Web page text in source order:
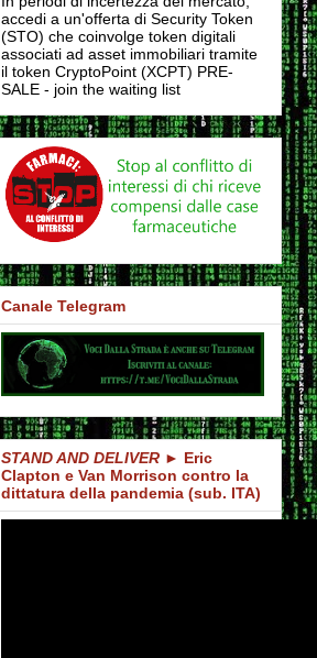
accedi a un'offerta di Security Token
(STO) che coinvolge token digitali
associati ad asset immobiliari tramite
il token CryptoPoint (XCPT) PRE-
SALE - join the waiting list
Canale Telegram
STAND AND DELIVER► Eric
Clapton e Van Morrison contro la
dittatura della pandemia (sub. ITA)